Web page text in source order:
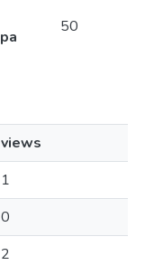
50
views
1
0
2